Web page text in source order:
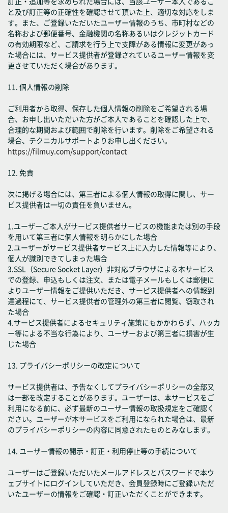
と及び訂正等の正確性を確認させて頂いた上、適切な対応をしま
す。また、ご登録いただいたユーザー情報のうち、市町村などの
名称および郵便番号、金融機関の名称あるいはクレジットカード
の有効期限など、ご請求を行う上で支障がある情報に変更があっ
た場合には、サービス提供者が登録されているユーザー情報を変
更させていただく場合があります。
11. 個人情報の削除
ご利用者から取得、保存した個人情報の削除をご希望される場
合、お申し出いただいた方がご本人であることを確認した上で、
合理的な期間および範囲で削除を行います。削除をご希望される
場合、テクニカルサポートよりお申し出ください。
https://filmuy.com/support/contact
12. 免責
次に掲げる場合には、第三者による個人情報の取得に関し、サー
ビス提供者は一切の責任を負いません。
1.ユーザーご本人がサービス提供者サービスの機能または別の手段
を用いて第三者に個人情報を明らかにした場合
2.ユーザーがサービス提供者サービス上に入力した情報等により、
個人が識別できてしまった場合
3.SSL（Secure Socket Layer）非対応ブラウザによる本サービス
での登録、申込もしくは注文、または電子メールもしくは郵便に
よりユーザー情報をご提供いただき、サービス提供者への情報到
達過程にて、サービス提供者の管理外の第三者に閲覧、窃取され
た場合
4.サービス提供者によるセキュリティ施策にもかかわらず、ハッカ
ー等による不当な行為により、ユーザーおよび第三者に損害が生
じた場合
13. プライバシーポリシーの改定について
サービス提供者は、予告なくしてプライバシーポリシーの全部又
は一部を改定することがあります。ユーザーは、本サービスをご
利用になる前に、必ず最新のユーザー情報の取扱規定をご確認く
ださい。ユーザーが本サービスをご利用になられた場合は、最新
のプライバシーポリシーの内容に同意されたものとみなします。
14. ユーザー情報の開示・訂正・利用停止等の手続について
ユーザーはご登録いただいたメールアドレスとパスワードで本ウ
ェブサイトにログインしていただき、会員登録時にご登録いただ
いたユーザーの情報をご確認・訂正いただくことができます。